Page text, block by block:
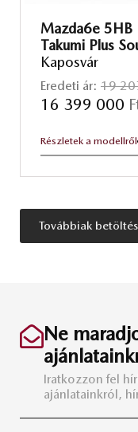
Mazda6e 5HB
Takumi Plus
Kaposvár
Eredeti ár: 19
16 399 000
Részletek a modellről
Továbbiak
Ne
Iratkozzon fel
ajánlatainkról,